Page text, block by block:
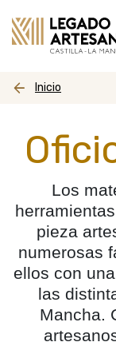
Inicio
Los
pieza
numerosas
ellos con
las
Mancha.